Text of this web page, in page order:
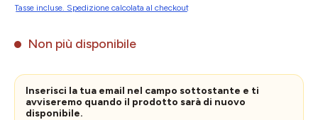
Tasse incluse. Spedizione calcolata al checkout
Non più disponibile
Inserisci la tua email nel campo sottostante e ti
avviseremo quando il prodotto sarà di nuovo
disponibile.